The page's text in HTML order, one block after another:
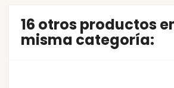
16 otros productos
misma categoría: